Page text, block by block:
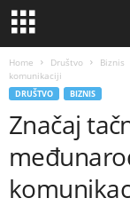
Home Društvo Biznis
komunikaciji
DRUŠTVO BIZNIS
Značaj